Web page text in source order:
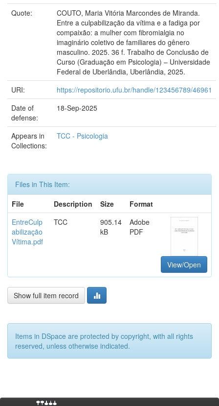
Quote:
COUTO, Maria Vitória Marcondes de Miranda.
Entre a culpabilização da vítima e a fadiga por
compaixão: a mulher com fibromialgia no
imaginário coletivo de familiares do gênero
masculino. 2025. 36 f. Trabalho de Conclusão de
Curso (Graduação em Psicologia) – Universidade
Federal de Uberlândia, Uberlândia, 2025.
URI:
https://repositorio.ufu.br/handle/123456789/46961
Date of
defense:
18-Sep-2025
Appears in
Collections:
TCC - Psicologia
Files in This Item:
File
Description Size
Format
EntreCulp
abilização
Vítima.pdf
TCC
905.14
kB
Adobe
PDF
View/Open
Show full item record
Items in DSpace are protected by copyright, with all rights
reserved, unless otherwise indicated.